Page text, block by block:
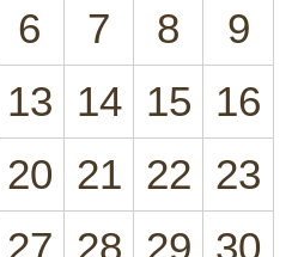
6 7 8
9
13 14 15 16
20 21 22 23
27 28 29 30